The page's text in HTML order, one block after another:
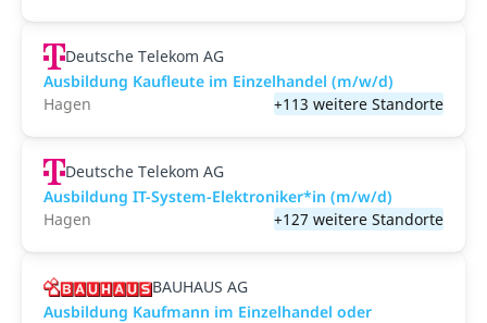
Deutsche Telekom AG
Ausbildung Kaufleute im Einzelhandel (m/w/d)
Hagen
+113 weitere Standorte
Deutsche Telekom AG
Ausbildung IT-System-Elektroniker*in (m/w/d)
Hagen
+127 weitere Standorte
BAUHAUS AG
Ausbildung Kaufmann im Einzelhandel oder